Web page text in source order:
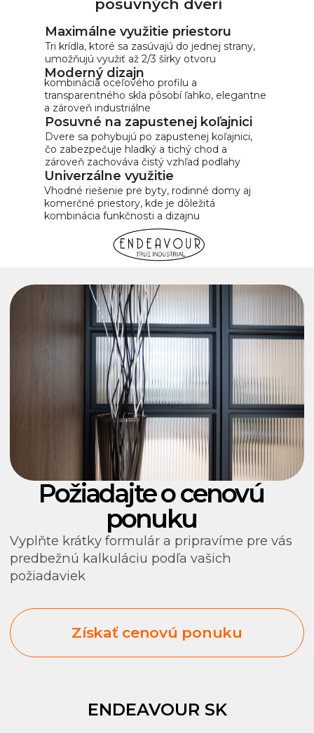
kombinácia oceľového profilu a
transparentného skla pôsobí ľahko, elegantne
a zároveň industriálne
Moderný dizajn
Dvere sa pohybujú po zapustenej koľajnici,
čo zabezpečuje hladký a tichý chod a
zároveň zachováva čistý vzhľad podlahy
Posuvné na zapustenej koľajnici
Maximálne využitie priestoru
Tri krídla, ktoré sa zasúvajú do jednej strany,
umožňujú využiť až 2/3 šírky otvoru
posuvných dverí
Vhodné riešenie pre byty, rodinné domy aj
komerčné priestory, kde je dôležitá
kombinácia funkčnosti a dizajnu
Univerzálne využitie
ponuku
Získať cenovú ponuku
Vyplňte krátky formulár a pripravíme pre vás
predbežnú kalkuláciu podľa vašich
požiadaviek
ENDEAVOUR SK